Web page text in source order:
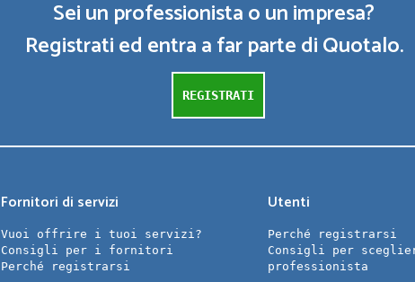
Sei un professionista o un impresa?
Registrati ed entra a far parte di Quotalo.
REGISTRATI
Fornitori di servizi
Vuoi offrire i tuoi servizi?
Consigli per i fornitori
Perché registrarsi
Utenti
Perché registrarsi
Consigli per
professionista